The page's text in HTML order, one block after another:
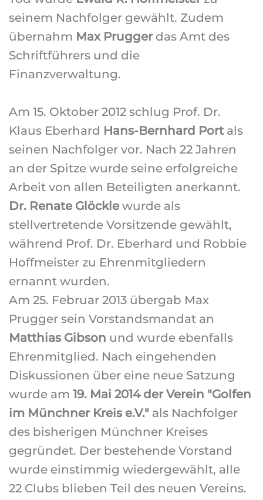
seinem Nachfolger gewählt. Zudem
übernahm Max Pruggerdas Amt des
Schriftführers und die
Finanzverwaltung.
Am 15. Oktober 2012 schlug Prof. Dr.
Klaus Eberhard Hans-Bernhard Portals
seinen Nachfolger vor. Nach 22 Jahren
an der Spitze wurde seine erfolgreiche
Arbeit von allen Beteiligten anerkannt.
Dr. Renate Glöcklewurde als
stellvertretende Vorsitzende gewählt,
während Prof. Dr. Eberhard und Robbie
Hoffmeister zu Ehrenmitgliedern
ernannt wurden.
Am 25. Februar 2013 übergab Max
Prugger sein Vorstandsmandat an
Matthias Gibson und wurde ebenfalls
Ehrenmitglied. Nach eingehenden
Diskussionen über eine neue Satzung
wurde am 19. Mai 2014 der Verein "Golfen
im Münchner Kreis e.V." als Nachfolger
des bisherigen Münchner Kreises
gegründet. Der bestehende Vorstand
wurde einstimmig wiedergewählt, alle
22 Clubs blieben Teil des neuen Vereins.